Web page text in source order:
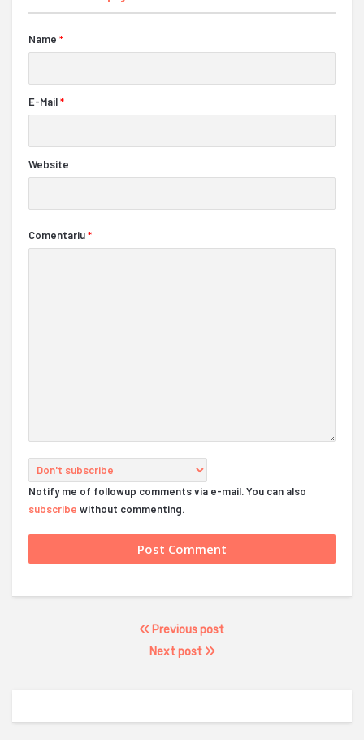
Name *
E-Mail*
Website
Comentariu*
Notify me of followup comments via e-mail. You can also
subscribe without commenting.
Previous post
Next post